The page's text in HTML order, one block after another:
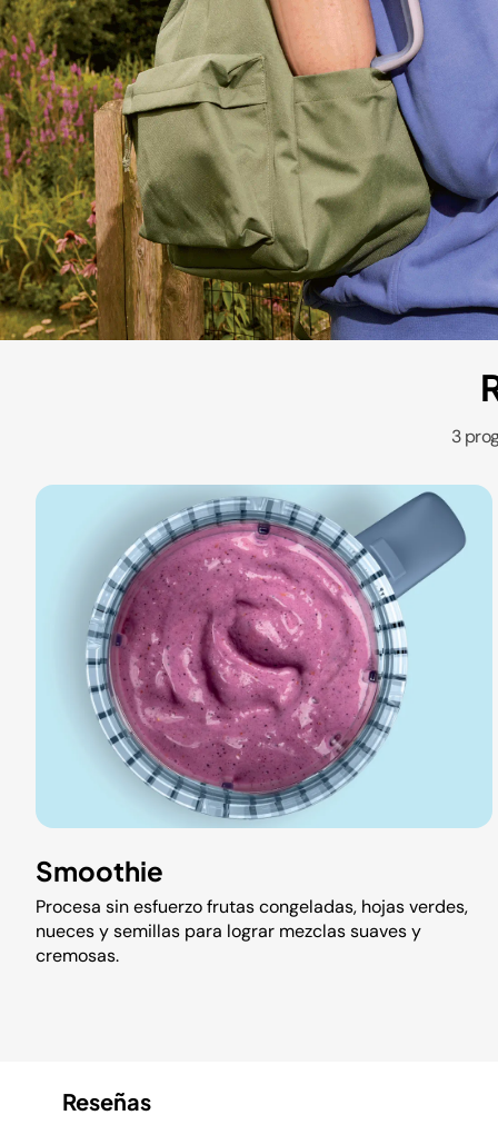
3
Smoothie
Procesa sin esfuerzo frutas congeladas, hojas verdes,
nueces y semillas para lograr mezclas suaves y
cremosas.